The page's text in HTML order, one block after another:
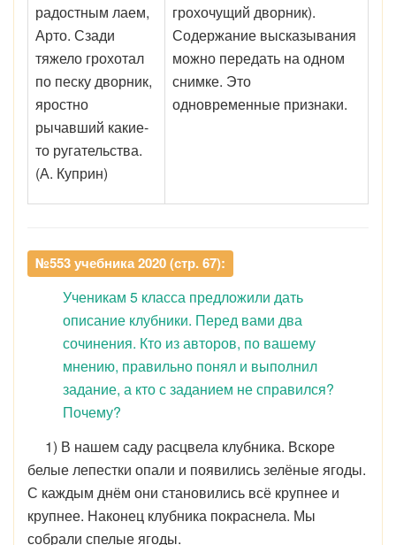
радостным лаем,
Арто. Сзади
тяжело грохотал
по песку дворник,
яростно
рычавший какие-
то ругательства.
(А. Куприн)
грохочущий дворник).
Содержание высказывания
можно передать на одном
снимке. Это
одновременные признаки.
№553 учебника 2020 (стр. 67):
Ученикам 5 класса предложили дать
описание клубники. Перед вами два
сочинения. Кто из авторов, по вашему
мнению, правильно понял и выполнил
задание, а кто с заданием не справился?
Почему?
1) В нашем саду расцвела клубника. Вскоре
белые лепестки опали и появились зелёные ягоды.
С каждым днём они становились всё крупнее и
крупнее. Наконец клубника покраснела. Мы
собрали спелые ягоды.